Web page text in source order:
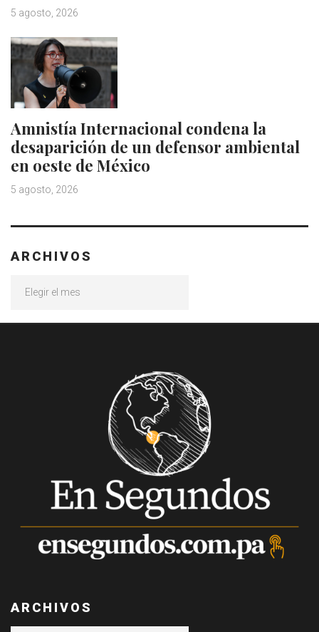
5 agosto, 2026
Amnistía Internacional condena la
desaparición de un defensor ambiental
en oeste de México
5 agosto, 2026
ARCHIVOS
ARCHIVOS